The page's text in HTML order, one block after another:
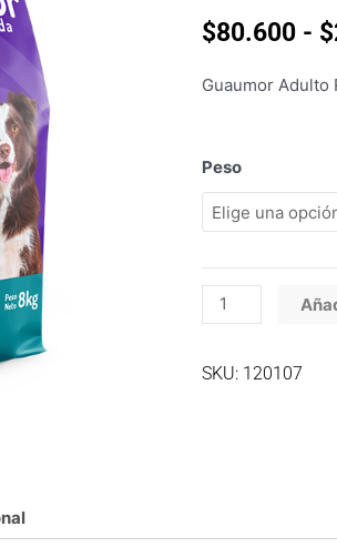
$80.600 - $
Guaumor Adulto
Peso
Guaumor
Adulto
Razas
y
Grandes
cantidad
SKU: 120107